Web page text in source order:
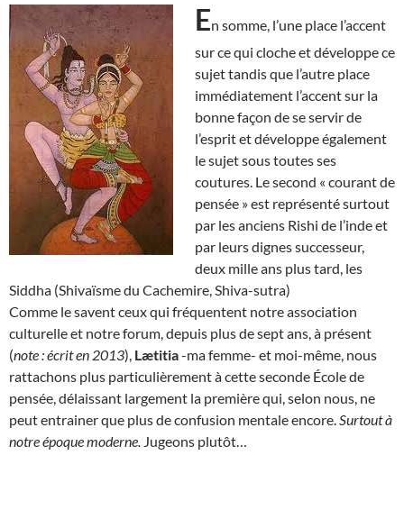
En somme, l’une place l’accent
sur ce qui cloche et développe ce
sujet tandis que l’autre place
immédiatement l’accent sur la
bonne façon de se servir de
l’esprit et développe également
le sujet sous toutes ses
coutures. Le second « courant de
pensée » est représenté surtout
par les anciens Rishi de l’inde et
par leurs dignes successeur,
deux mille ans plus tard, les
Siddha (Shivaïsme du Cachemire, Shiva-sutra)
Comme le savent ceux qui fréquentent notre association
culturelle et notre forum, depuis plus de sept ans, à présent
(note : écrit en 2013), Lætitia-ma femme- et moi-même, nous
rattachons plus particulièrement à cette seconde École de
pensée, délaissant largement la première qui, selon nous, ne
peut entrainer que plus de confusion mentale encore. Surtout à
notre époque moderne. Jugeons plutôt…